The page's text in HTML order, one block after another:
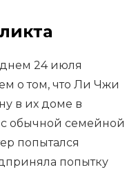
24 июля
о том, что Ли Чжи
в их доме в
обычной семейной
попытался
попытку